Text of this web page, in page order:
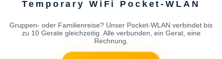
Temporary WiFi Pocket-WLAN
Gruppen- oder Familienreise? Unser Pocket-WLAN verbindet bis
zu 10 Gerate gleichzeitig. Alle verbunden, ein Gerat, eine
Rechnung.